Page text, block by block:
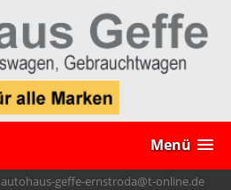
Menü
autohaus-geffe-ernstroda@t-online.de